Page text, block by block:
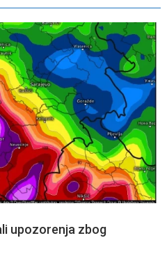
upozorenja zbog